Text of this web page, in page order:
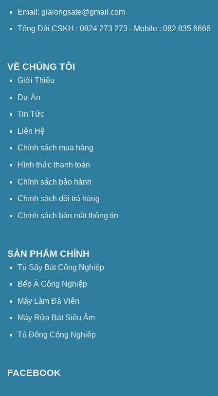
Email: gialongsate@gmail.com
Tổng Đài CSKH : 0824 273 273 - Mobile : 082 835 6666
VỀ CHÚNG TÔI
Giới Thiệu
Dự Án
Tin Tức
Liên Hệ
Chính sách mua hàng
Hình thức thanh toán
Chính sách bảo hành
Chính sách đổi trả hàng
Chính sách bảo mật thông tin
SẢN PHẨM CHÍNH
Tủ Sấy Bát Công Nghiệp
Bếp Á Công Nghiệp
Máy Làm Đá Viên
Máy Rửa Bát Siêu Âm
Tủ Đông Công Nghiệp
FACEBOOK